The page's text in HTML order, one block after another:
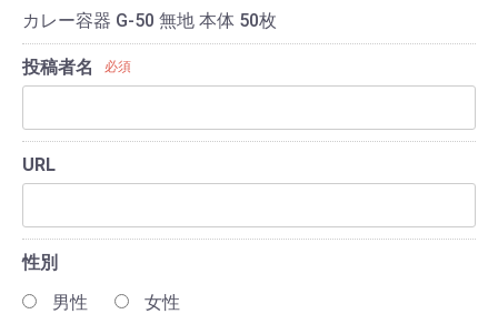
カレー容器 G-50 無地 本体 50枚
投稿者名 必須
URL
性別
男性
女性